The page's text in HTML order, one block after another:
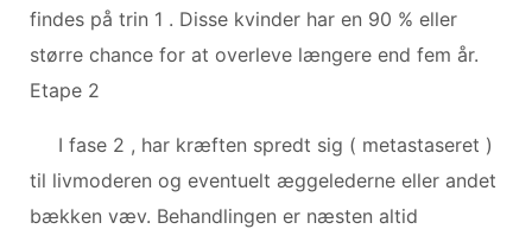
findes på trin 1 . Disse kvinder har en 90 % eller
større chance for at overleve længere end fem år.
Etape 2
I fase 2 , har kræften spredt sig ( metastaseret )
til livmoderen og eventuelt æggelederne eller andet
bækken væv. Behandlingen er næsten altid